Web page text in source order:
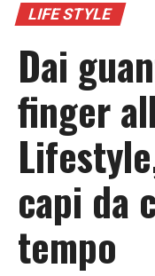
LIFE STYLE
Dai
finger
capi da
tempo